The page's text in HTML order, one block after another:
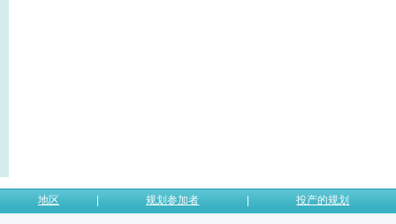
地区 规划参加者 投产的规划